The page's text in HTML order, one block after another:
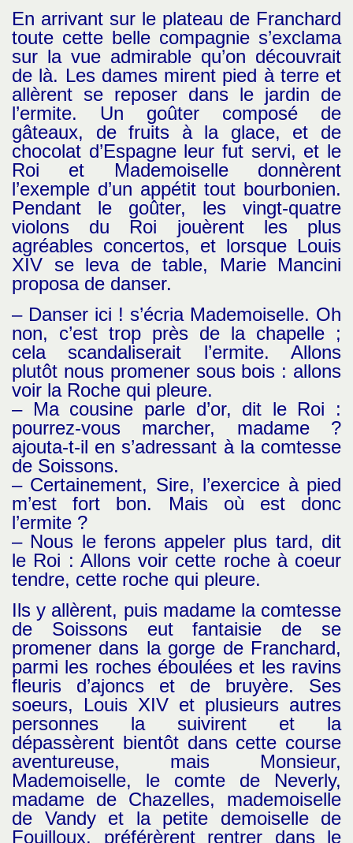
En arrivant sur le plateau de Franchard
toute cette belle compagnie s’exclama
sur la vue admirable qu’on découvrait
de là. Les dames mirent pied à terre et
allèrent se reposer dans le jardin de
l’ermite. Un goûter composé de
gâteaux, de fruits à la glace, et de
chocolat d’Espagne leur fut servi, et le
Roi et Mademoiselle donnèrent
l’exemple d’un appétit tout bourbonien.
Pendant le goûter, les vingt-quatre
violons du Roi jouèrent les plus
agréables concertos, et lorsque Louis
XIV se leva de table, Marie Mancini
proposa de danser.
– Danser ici ! s’écria Mademoiselle. Oh
non, c’est trop près de la chapelle ;
cela scandaliserait l’ermite. Allons
plutôt nous promener sous bois : allons
voir la Roche qui pleure.
– Ma cousine parle d’or, dit le Roi :
pourrez-vous marcher, madame ?
ajouta-t-il en s’adressant à la comtesse
de Soissons.
– Certainement, Sire, l’exercice à pied
m’est fort bon. Mais où est donc
l’ermite ?
– Nous le ferons appeler plus tard, dit
le Roi : Allons voir cette roche à coeur
tendre, cette roche qui pleure.
Ils y allèrent, puis madame la comtesse
de Soissons eut fantaisie de se
promener dans la gorge de Franchard,
parmi les roches éboulées et les ravins
fleuris d’ajoncs et de bruyère. Ses
soeurs, Louis XIV et plusieurs autres
personnes la suivirent et la
dépassèrent bientôt dans cette course
aventureuse, mais Monsieur,
Mademoiselle, le comte de Neverly,
madame de Chazelles, mademoiselle
de Vandy et la petite demoiselle de
Fouilloux, préférèrent rentrer dans le